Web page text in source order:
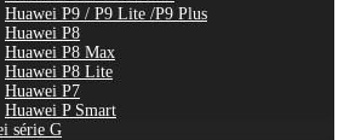
Huawei P9 / P9 Lite /P9 Plus
Huawei P8
Huawei P8 Max
Huawei P8 Lite
Huawei P7
Huawei P Smart
série G